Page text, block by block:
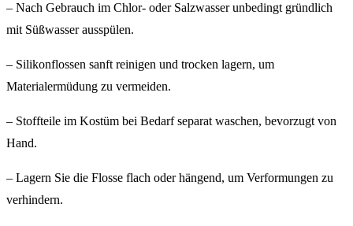
– Nach Gebrauch im Chlor- oder Salzwasser unbedingt gründlich
mit Süßwasser ausspülen.
– Silikonflossen sanft reinigen und trocken lagern, um
Materialermüdung zu vermeiden.
– Stoffteile im Kostüm bei Bedarf separat waschen, bevorzugt von
Hand.
– Lagern Sie die Flosse flach oder hängend, um Verformungen zu
verhindern.